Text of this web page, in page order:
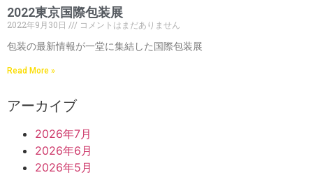
2022東京国際包装展
2022年9月30日
コメントはまだありません
包装の最新情報が一堂に集結した国際包装展
Read More »
アーカイブ
2026年7月
2026年6月
2026年5月